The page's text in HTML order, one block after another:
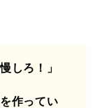
しろ！」
作ってい